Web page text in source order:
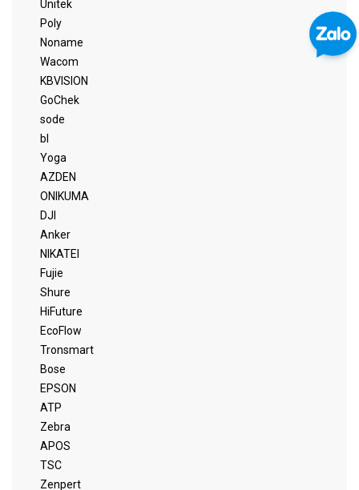
Unitek
Poly
Noname
Wacom
KBVISION
GoChek
sode
bl
Yoga
AZDEN
ONIKUMA
DJI
Anker
NIKATEI
Fujie
Shure
HiFuture
EcoFlow
Tronsmart
Bose
EPSON
ATP
Zebra
APOS
TSC
Zenpert